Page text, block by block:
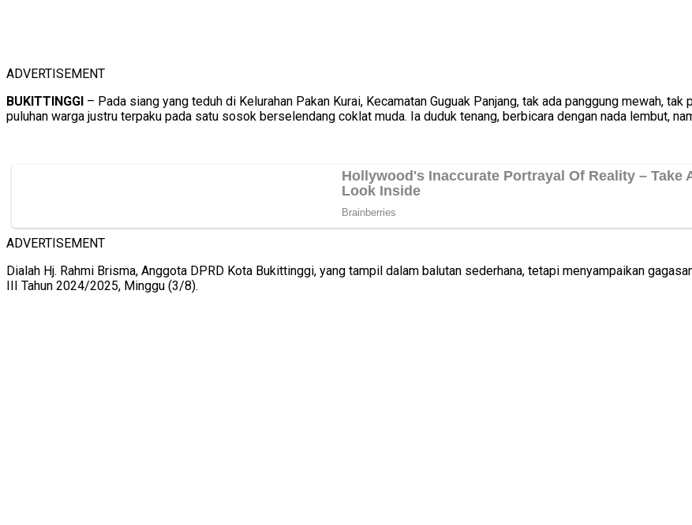
ADVERTISEMENT
BUKITTINGGI – Pada siang yang teduh di Kelurahan Pakan Kurai, Kecamatan Guguak Panjang, tak ada panggung mewah,
puluhan warga justru terpaku pada satu sosok berselendang coklat muda. Ia duduk tenang, berbicara dengan nada lembut,
ADVERTISEMENT
Dialah Hj. Rahmi Brisma, Anggota DPRD Kota Bukittinggi, yang tampil dalam balutan sederhana, tetapi menyampaikan
III Tahun 2024/2025, Minggu (3/8).